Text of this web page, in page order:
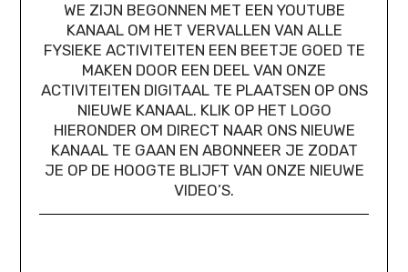
WE ZIJN BEGONNEN MET EEN YOUTUBE
KANAAL OM HET VERVALLEN VAN ALLE
FYSIEKE ACTIVITEITEN EEN BEETJE GOED TE
MAKEN DOOR EEN DEEL VAN ONZE
ACTIVITEITEN DIGITAAL TE PLAATSEN OP ONS
NIEUWE KANAAL. KLIK OP HET LOGO
HIERONDER OM DIRECT NAAR ONS NIEUWE
KANAAL TE GAAN EN ABONNEER JE ZODAT
JE OP DE HOOGTE BLIJFT VAN ONZE NIEUWE
VIDEO’S.